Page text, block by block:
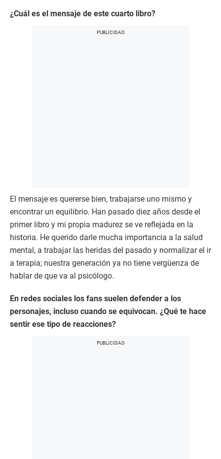
¿Cuál es el mensaje de este cuarto libro?
El mensaje es quererse bien, trabajarse uno mismo y
encontrar un equilibrio. Han pasado diez años desde el
primer libro y mi propia madurez se ve reflejada en la
historia. He querido darle mucha importancia a la salud
mental, a trabajar las heridas del pasado y normalizar el ir
a terapia; nuestra generación ya no tiene vergüenza de
hablar de que va al psicólogo.
En redes sociales los fans suelen defender a los
personajes, incluso cuando se equivocan. ¿Qué te hace
sentir ese tipo de reacciones?